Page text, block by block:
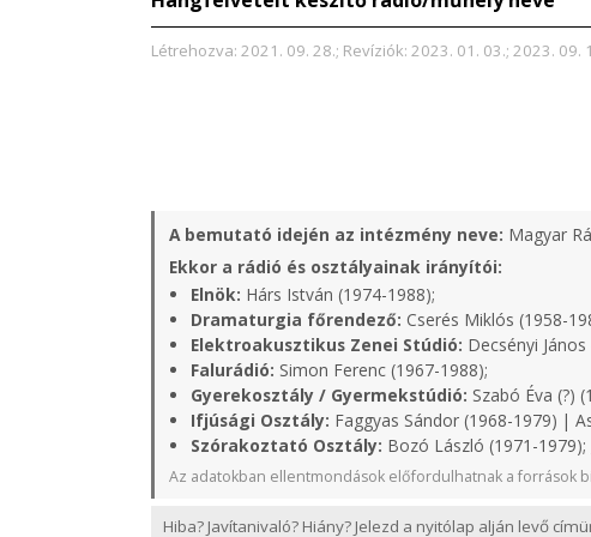
Létrehozva: 2021. 09. 28.; Revíziók: 2023. 01. 03.; 2023. 09.
A bemutató idején az intézmény neve: Magyar
Ekkor a rádió és osztályainak irányítói:
Elnök: Hárs István (1974-1988);
Dramaturgia főrendező: Cserés Miklós (1958-
Elektroakusztikus Zenei Stúdió: Decsényi
Falurádió: Simon Ferenc (1967-1988);
Gyerekosztály / Gyermekstúdió: Szabó Éva (?)
Ifjúsági Osztály: Faggyas Sándor (1968-1979) |
Szórakoztató Osztály: Bozó László (1971-1979);
Az adatokban ellentmondások előfordulhatnak a források
Hiba? Javítanivaló? Hiány? Jelezd a nyitólap alján levő